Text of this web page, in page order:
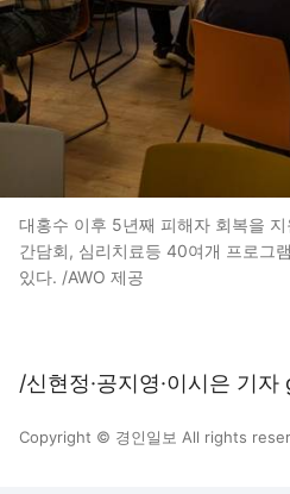
대홍수 이후 5년째 피해자 회복을
간담회, 심리치료등 40여개 프로그
있다. /AWO 제공
/신현정·공지영·이시은 기
Copyright © 경인일보 All rights